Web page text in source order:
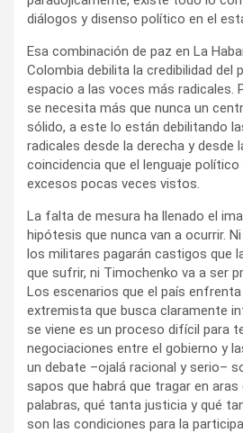
diálogos y disenso político en el
Esa combinación de paz en La
Colombia debilita la credibilidad del
espacio a las voces más radicales.
se necesita más que nunca un
sólido, a este lo están debilitando
radicales desde la derecha y desde
coincidencia que el lenguaje político
excesos pocas veces vistos.
La falta de mesura ha llenado el
hipótesis que nunca van a ocurrir.
los militares pagarán castigos que
que sufrir, ni Timochenko va a ser
Los escenarios que el país
extremista que busca claramente
se viene es un proceso difícil para
negociaciones entre el gobierno y
un debate –ojalá racional y serio–
sapos que habrá que tragar en aras
palabras, qué tanta justicia y qué
son las condiciones para la